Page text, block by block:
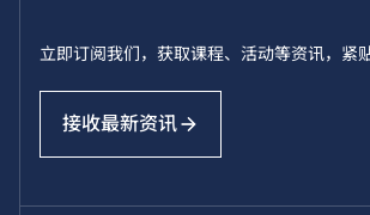
立即订阅我们，获取课程、活动等资讯，紧
接收最新资讯